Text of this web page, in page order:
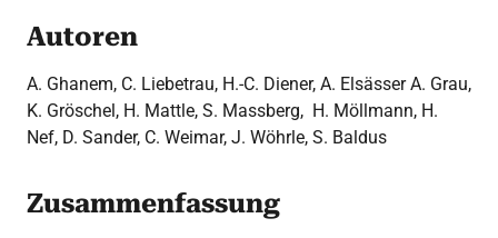
Autoren
A. Ghanem, C. Liebetrau, H.-C. Diener, A. Elsässer A. Grau,
K. Gröschel, H. Mattle, S. Massberg, H. Möllmann, H.
Nef, D. Sander, C. Weimar, J. Wöhrle, S. Baldus
Zusammenfassung